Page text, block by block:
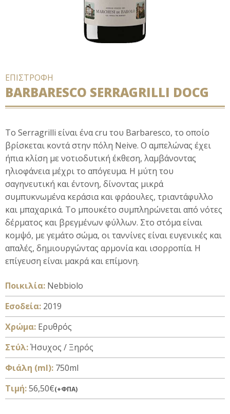
ΕΠΙΣΤΡΟΦΗ
BARBARESCO SERRAGRILLI DOCG
Το Serragrilli είναι ένα cru του Βarbaresco, το οποίο
βρίσκεται κοντά στην πόλη Neive. Ο αμπελώνας έχει
ήπια κλίση με νοτιοδυτική έκθεση, λαμβάνοντας
ηλιοφάνεια μέχρι το απόγευμα. Η μύτη του
σαγηνευτική και έντονη, δίνοντας μικρά
συμπυκνωμένα κεράσια και φράουλες, τριαντάφυλλο
και μπαχαρικά. Το μπουκέτο συμπληρώνεται από νότες
δέρματος και βρεγμένων φύλλων. Στο στόμα είναι
κομψό, με γεμάτο σώμα, οι ταννίνες είναι ευγενικές και
απαλές, δημιουργώντας αρμονία και ισορροπία. Η
επίγευση είναι μακρά και επίμονη.
Ποικιλία: Nebbiolo
Εσοδεία: 2019
Xρώμα: Ερυθρός
Στύλ:Ήσυχος / Ξηρός
Φιάλη (ml): 750ml
Τιμή:56,50€(+ΦΠΑ)